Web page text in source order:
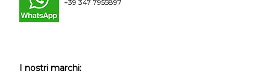
+39 347 7955897
I nostri marchi: